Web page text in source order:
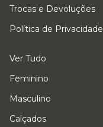
Trocas e Devoluções
Política de Privacidade
Ver Tudo
Feminino
Masculino
Calçados